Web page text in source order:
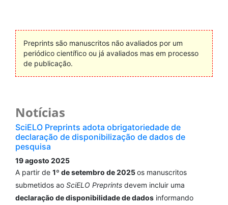
Preprints são manuscritos não avaliados por um
periódico científico ou já avaliados mas em processo
de publicação.
Notícias
SciELO Preprints adota obrigatoriedade de
declaração de disponibilização de dados de
pesquisa
19 agosto 2025
A partir de 1º de setembro de 2025os manuscritos
submetidos ao SciELO Preprints devem incluir uma
declaração de disponibilidade de dados informando